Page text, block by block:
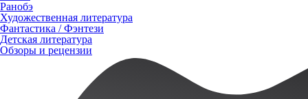
Ранобэ
Художественная литература
Фантастика / Фэнтези
Детская литература
Обзоры и рецензии